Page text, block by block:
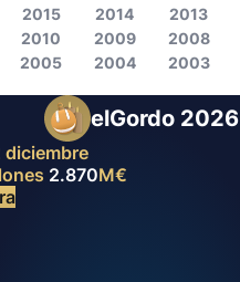
elGordo 2026
diciembre
2.870M€
2015 2014 2013
2010 2009 2008
2005 2004 2003